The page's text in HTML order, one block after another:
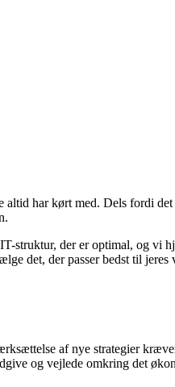
altid har kørt med. Dels fordi
struktur, der er optimal, og vi
det, der passer bedst til jeres
af nye strategier
og vejlede omkring det